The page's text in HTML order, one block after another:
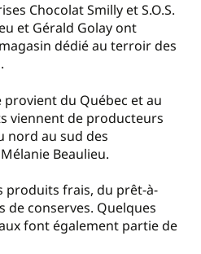
Chocolat Smilly et S.O.S.
et Gérald Golay ont
dédié au terroir des
provient du Québec et au
viennent de producteurs
nord au sud des
Beaulieu.
produits frais, du prêt-à-
conserves. Quelques
font également partie de